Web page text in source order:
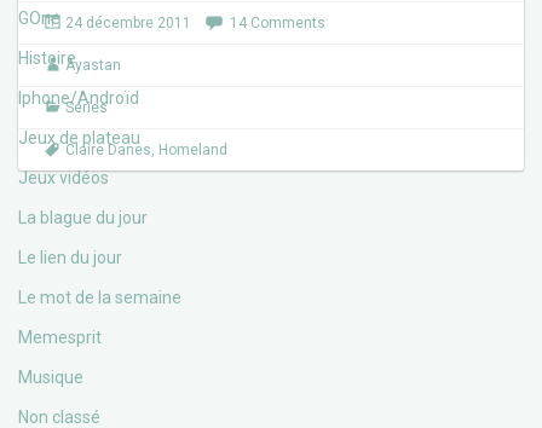
GOne
Histoire
Iphone/Androïd
Jeux de plateau
Jeux vidéos
La blague du jour
Le lien du jour
Le mot de la semaine
Memesprit
Musique
Non classé
e
b
o
o
k
t
t
r
24 décembre 2011 14 Comments
Ayastan
Séries
Claire Danes, Homeland